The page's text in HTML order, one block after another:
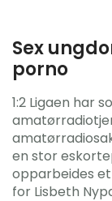
Sex
porno
1:2 Ligaen har
en stor
opparbeides
for Lisbeth